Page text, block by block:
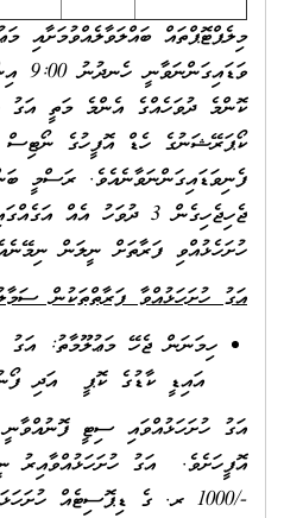
މިލެޕްޓޮޕްތައް ބައްލަވާލެއްވުމަށާއި
ކޯޕަރޭޝަނުގެ ހެޑް އޮފީހުގެ ނޯޓިސް
ފެނިވަޑައިގަންނަވާނެއެވެ. ރަސްމީ
ޖެހިޖެހިގެން 3 ދުވަހު
ހުށަހެޅުއްވި ފަރާތަށް ނީލަން
އަގު ހުށަހަޅުއްވާ ފަރާތްތަކުން
ހިމަނަން ޖެހޭ މަޢުލޫމާތު: އަގު
އައިޑީ ކާޑުގެ ކޮޕީ އަދި
އަގު ހުށަހަޅުއްވައި ސިޓީ
އޮފީހަށެވެ. އަގު ހުށަހަޅުއްވާއިރު
-/1000 ރ. ގެ ޑިޕޮސިޓެއް